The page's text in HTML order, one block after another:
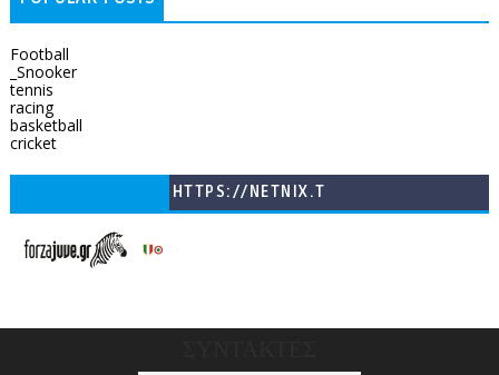
Football
_Snooker
tennis
racing
basketball
cricket
HTTPS://NETNIX.T